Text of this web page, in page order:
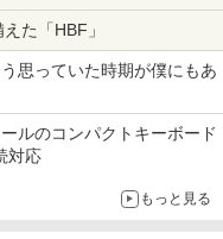
ver.)
んの麦茶 from 爽健美茶 ラ
吸うふたり 9巻 (デジタル
ミックス)
PC フル】高性能 富士
R727 第7世代 Core i5
ラ Windows11 搭載 モ
4GB ストレージ 128G
PC 中古ノートパソコ
5 PC-MRM29LZ6ACS5
x2/アナログRGB出力
Pro 64bit 【中
】
フルHD 16:9 ADSパ
グレア 液晶ディスプレ
ート HDMI VGA VESA
対応 スイッチ 【中古】
ニター15.6インチEVICIV
ンター CITY HUNTER
た「HBF」
思っていた時期が僕にもあ
ルのコンパクトキーボード
対応
もっと見る